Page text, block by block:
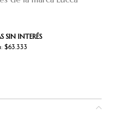
SIN INTERÉS
$63.333